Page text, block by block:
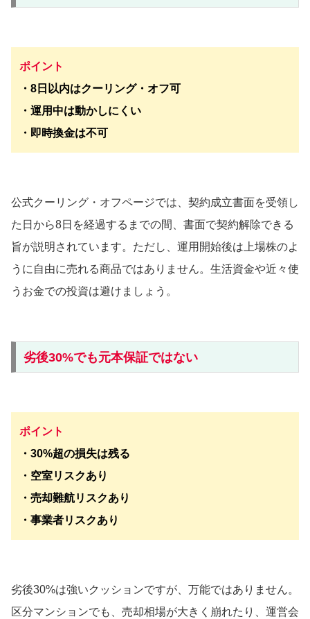
ポイント
・8日以内はクーリング・オフ可
・運用中は動かしにくい
・即時換金は不可
公式クーリング・オフページでは、契約成立書面を受領し
た日から8日を経過するまでの間、書面で契約解除できる
旨が説明されています。ただし、運用開始後は上場株のよ
うに自由に売れる商品ではありません。生活資金や近々使
うお金での投資は避けましょう。
劣後30%でも元本保証ではない
ポイント
・30%超の損失は残る
・空室リスクあり
・売却難航リスクあり
・事業者リスクあり
劣後30%は強いクッションですが、万能ではありません。
区分マンションでも、売却相場が大きく崩れたり、運営会